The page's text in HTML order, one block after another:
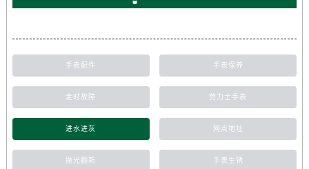
手表配件 手表保养
走时故障 劳力士手表
进水进灰 网点地址
抛光翻新 手表生锈